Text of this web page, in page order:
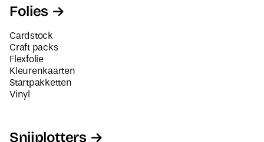
Folies
Cardstock
Craft packs
Flexfolie
Kleurenkaarten
Startpakketten
Vinyl
Snijplotters